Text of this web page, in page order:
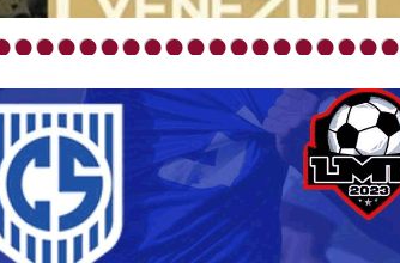
••••••••••••••••••